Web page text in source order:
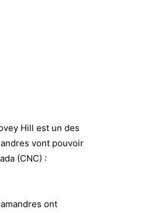
Hill est un des
vont pouvoir
(CNC) :
ont